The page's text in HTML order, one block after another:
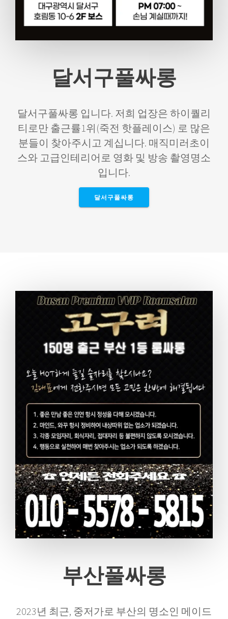
달서구풀싸롱
달서구풀싸롱 입니다. 저희 업장은 하이퀄리
티로만 출근률1위(죽전 핫플레이스) 로 많은
분들이 찾아주시고 계십니다. 매직미러초이
스와 고급인테리어로 영화 및 방송 촬영명소
입니다.
달서구풀싸롱
부산풀싸롱
2023년 최근, 중저가로 부산의 명소인 메이드